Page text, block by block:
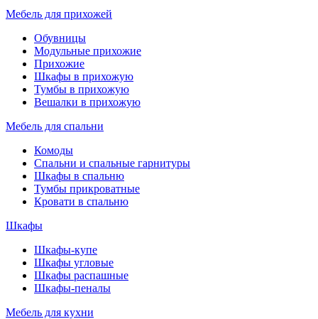
Мебель для прихожей
Обувницы
Модульные прихожие
Прихожие
Шкафы в прихожую
Тумбы в прихожую
Вешалки в прихожую
Мебель для спальни
Комоды
Спальни и спальные гарнитуры
Шкафы в спальню
Тумбы прикроватные
Кровати в спальню
Шкафы
Шкафы-купе
Шкафы угловые
Шкафы распашные
Шкафы-пеналы
Мебель для кухни